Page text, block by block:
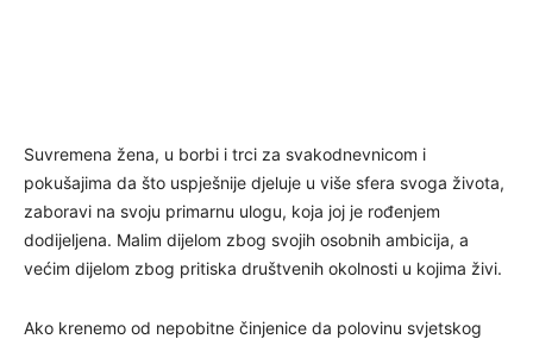
Suvremena žena, u borbi i trci za svakodnevnicom i
pokušajima da što uspješnije djeluje u više sfera svoga života,
zaboravi na svoju primarnu ulogu, koja joj je rođenjem
dodijeljena. Malim dijelom zbog svojih osobnih ambicija, a
većim dijelom zbog pritiska društvenih okolnosti u kojima živi.
Ako krenemo od nepobitne činjenice da polovinu svjetskog